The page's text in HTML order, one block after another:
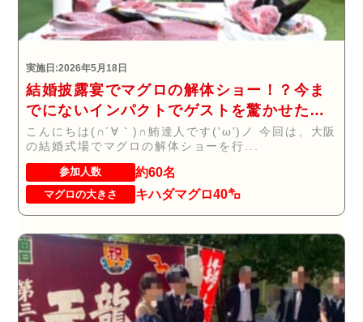
実施日:2026年5月18日
結婚披露宴でマグロの解体ショー！？今ま
でにないインパクトでゲストを驚かせたい
方へオススメ！！
こんにちは(∩´∀｀)∩鮪達人です('ω')ノ 今回は、大阪
の結婚式場でマグロの解体ショーを行...
参加人数 約60名
マグロの大きさ キハダマグロ40㌔